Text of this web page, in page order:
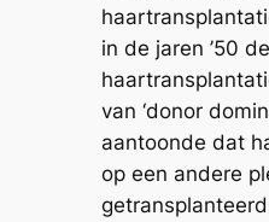
in de jaren ’50
van ‘donor
aantoonde dat
op een andere